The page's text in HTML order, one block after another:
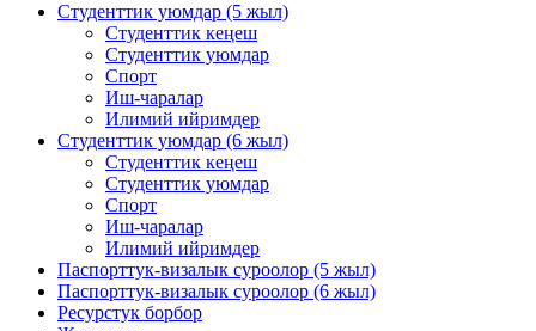
Студенттик уюмдар (5 жыл)
Студенттик кеңеш
Студенттик уюмдар
Спорт
Иш-чаралар
Илимий ийримдер
Студенттик уюмдар (6 жыл)
Студенттик кеңеш
Студенттик уюмдар
Спорт
Иш-чаралар
Илимий ийримдер
Паспорттук-визалык суроолор (5 жыл)
Паспорттук-визалык суроолор (6 жыл)
Ресурстук борбор